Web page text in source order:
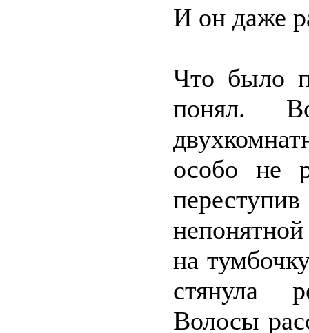
И он даже
Что было
понял.
особо не
на
стянула
Волосы